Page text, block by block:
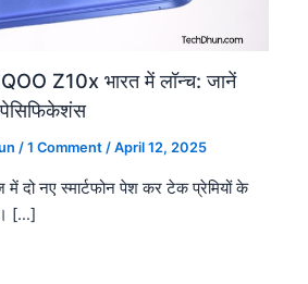
Z10x भारत में लॉन्च: जानें
/1 Comment /April 12, 2025
में दो नए स्मार्टफोन पेश कर टेक प्रेमियों के
[…]